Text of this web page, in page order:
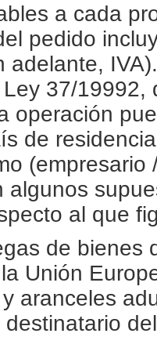
a cada
pedido
adelante,
37/
operación
de
algunos
al que
de bienes
Unión
aranceles